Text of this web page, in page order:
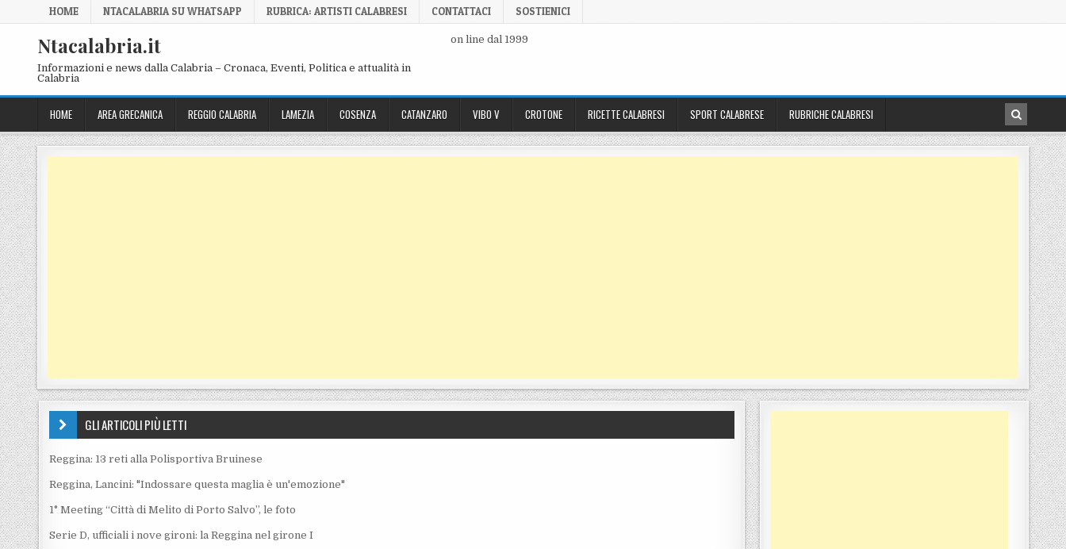
Skip to content
HOME NTACALABRIA SU WHATSAPP RUBRICA: ARTISTI CALABRESI CONTATTACI SOSTIENICI
Ntacalabria.it
Informazioni e news dalla Calabria – Cronaca, Eventi, Politica e attualità in
Calabria
on line dal 1999
HOME AREA GRECANICA REGGIO CALABRIA LAMEZIA COSENZA CATANZARO VIBO V CROTONE RICETTE CALABRESI SPORT CALABRESE RUBRICHE CALABRESI
GLI ARTICOLI PIÙ LETTI
Reggina: 13 reti alla Polisportiva Bruinese
Reggina, Lancini: "Indossare questa maglia è un'emozione"
1° Meeting “Città di Melito di Porto Salvo”, le foto
Serie D, ufficiali i nove gironi: la Reggina nel girone I